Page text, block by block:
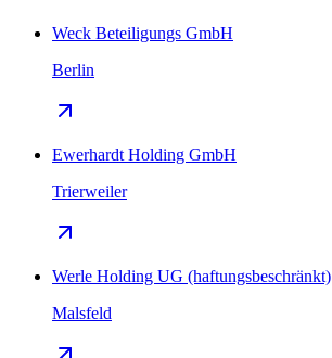
Weck Beteiligungs GmbH
Berlin
Ewerhardt Holding GmbH
Trierweiler
Werle Holding UG (haftungsbeschränkt)
Malsfeld